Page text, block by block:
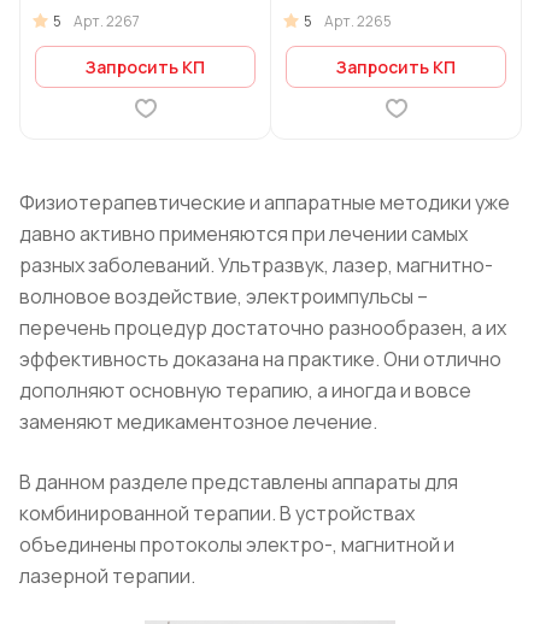
"ИНТРАМАГ"
5 Арт.2267
Запросить КП
аппарату АМУС-01-
"ИНТРАМАГ"
5 Арт.2265
Запросить КП
Физиотерапевтические и аппаратные методики уже
давно активно применяются при лечении самых
разных заболеваний. Ультразвук, лазер, магнитно-
волновое воздействие, электроимпульсы –
перечень процедур достаточно разнообразен, а их
эффективность доказана на практике. Они отлично
дополняют основную терапию, а иногда и вовсе
заменяют медикаментозное лечение.
В данном разделе представлены аппараты для
комбинированной терапии. В устройствах
объединены протоколы электро-, магнитной и
лазерной терапии.